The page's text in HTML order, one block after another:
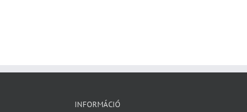
INFORMÁCIÓ